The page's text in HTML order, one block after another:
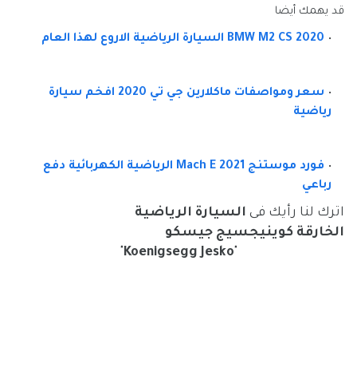
قد يهمك أيضا
BMW M2 CS 2020 السيارة الرياضية الاروع لهذا العام
سعر ومواصفات ماكلارين جي تي 2020 افخم سيارة
رياضية
فورد موستنج Mach E 2021 الرياضية الكهربائية دفع
رباعي
اترك لنا رأيك فى السيارة الرياضية
الخارقة كوينيجسيج جيسكو
Koenigsegg Jesko